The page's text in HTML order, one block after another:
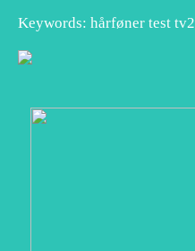
Keywords: hårføner test tv2